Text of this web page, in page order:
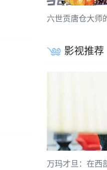
六世贡唐仓大师
影视推荐
万玛才旦：在西